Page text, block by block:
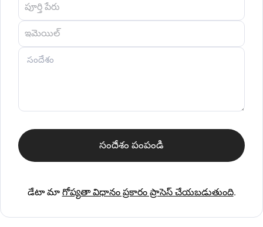
సందేశం పంపండి
డేటా మా గోప్యతా విధానం ప్రకారం ప్రాసెస్ చేయబడుతుంది.